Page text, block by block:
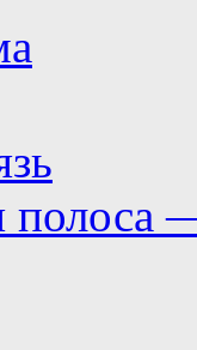
полоса